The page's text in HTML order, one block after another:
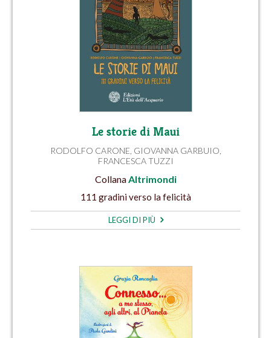
Le storie di Maui
RODOLFO CARONE GIOVANNA GARBUIO
FRANCESCA TUZZI
CollanaAltrimondi
111 gradini verso la felicità
LEGGI DI PIÙ